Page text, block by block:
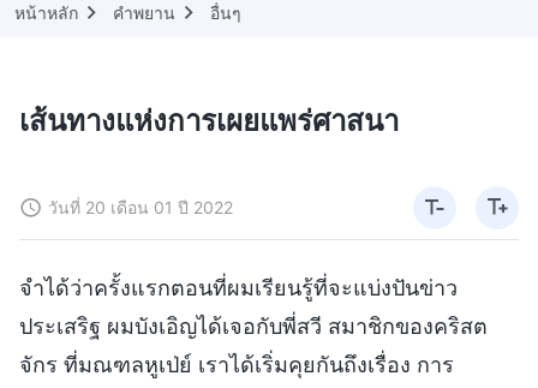
หน้าหลัก คำพยาน อื่นๆ
เส้นทางแห่งการเผยแพร่ศาสนา
วันที่ 20 เดือน 01 ปี 2022
จำได้ว่าครั้งแรกตอนที่ผมเรียนรู้ที่จะแบ่งปันข่าว
ประเสริฐ ผมบังเอิญได้เจอกับพี่สวี สมาชิกของคริสต
จักร ที่มณฑลหูเป่ย์ เราได้เริ่มคุยกันถึงเรื่อง การ